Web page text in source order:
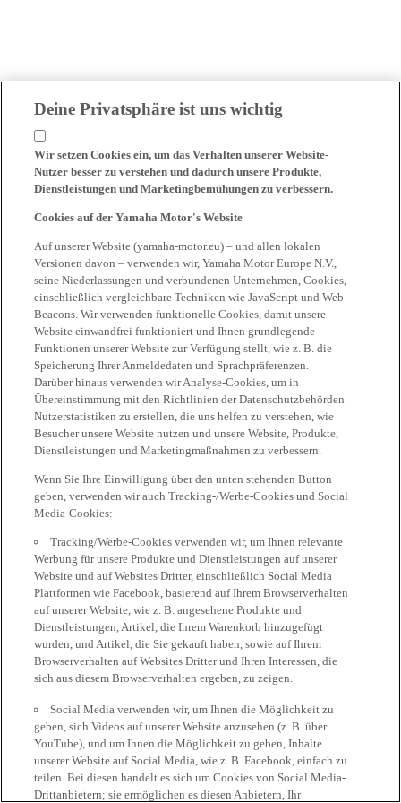
Deine Privatsphäre ist uns wichtig
Wir setzen Cookies ein, um das Verhalten unserer Website-
Nutzer besser zu verstehen und dadurch unsere Produkte,
Dienstleistungen und Marketingbemühungen zu verbessern.
Cookies auf der Yamaha Motor's Website
Auf unserer Website (yamaha-motor.eu) – und allen lokalen
Versionen davon – verwenden wir, Yamaha Motor Europe N.V.,
seine Niederlassungen und verbundenen Unternehmen, Cookies,
einschließlich vergleichbare Techniken wie JavaScript und Web-
Beacons. Wir verwenden funktionelle Cookies, damit unsere
Website einwandfrei funktioniert und Ihnen grundlegende
Funktionen unserer Website zur Verfügung stellt, wie z. B. die
Speicherung Ihrer Anmeldedaten und Sprachpräferenzen.
Darüber hinaus verwenden wir Analyse-Cookies, um in
Übereinstimmung mit den Richtlinien der Datenschutzbehörden
Nutzerstatistiken zu erstellen, die uns helfen zu verstehen, wie
Besucher unsere Website nutzen und unsere Website, Produkte,
Dienstleistungen und Marketingmaßnahmen zu verbessern.
Wenn Sie Ihre Einwilligung über den unten stehenden Button
geben, verwenden wir auch Tracking-/Werbe-Cookies und Social
Media-Cookies:
Tracking/Werbe-Cookies verwenden wir, um Ihnen relevante
Werbung für unsere Produkte und Dienstleistungen auf unserer
Website und auf Websites Dritter, einschließlich Social Media
Plattformen wie Facebook, basierend auf Ihrem Browserverhalten
auf unserer Website, wie z. B. angesehene Produkte und
Dienstleistungen, Artikel, die Ihrem Warenkorb hinzugefügt
wurden, und Artikel, die Sie gekauft haben, sowie auf Ihrem
Browserverhalten auf Websites Dritter und Ihren Interessen, die
sich aus diesem Browserverhalten ergeben, zu zeigen.
Social Media verwenden wir, um Ihnen die Möglichkeit zu
geben, sich Videos auf unserer Website anzusehen (z. B. über
YouTube), und um Ihnen die Möglichkeit zu geben, Inhalte
unserer Website auf Social Media, wie z. B. Facebook, einfach zu
teilen. Bei diesen handelt es sich um Cookies von Social Media-
Drittanbietern; sie ermöglichen es diesen Anbietern, Ihr